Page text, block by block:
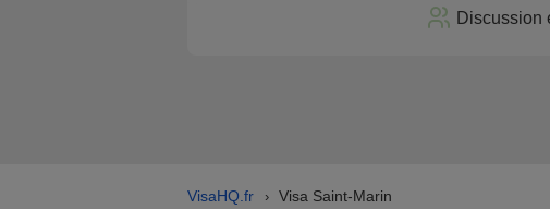
Discussion
VisaHQ.fr › Visa Saint-Marin